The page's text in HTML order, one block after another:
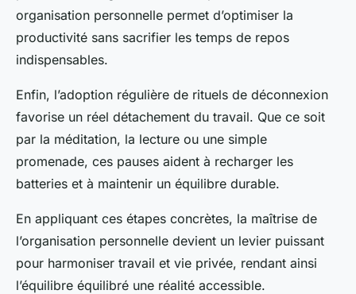
organisation personnelle permet d’optimiser la
productivité sans sacrifier les temps de repos
indispensables.
Enfin, l’adoption régulière de rituels de déconnexion
favorise un réel détachement du travail. Que ce soit
par la méditation, la lecture ou une simple
promenade, ces pauses aident à recharger les
batteries et à maintenir un équilibre durable.
En appliquant ces étapes concrètes, la maîtrise de
l’organisation personnelle devient un levier puissant
pour harmoniser travail et vie privée, rendant ainsi
l’équilibre équilibré une réalité accessible.